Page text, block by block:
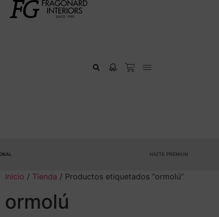
HAZTE PREMIUM
Inicio / Tienda / Productos etiquetados “ormolú”
ormolú